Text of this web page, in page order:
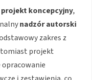
projekt koncepcyjny,
nadzór autorski
zakres z
projekt